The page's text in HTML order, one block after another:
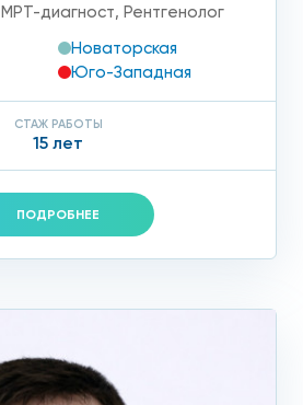
МРТ-диагност, Рентгенолог
Новаторская
Юго-Западная
СТАЖ РАБОТЫ
15 лет
ПОДРОБНЕЕ